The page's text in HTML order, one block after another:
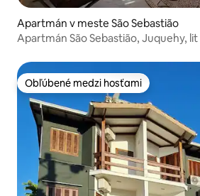
Apartmán v meste São Sebastião
Apartmán São Sebastião, Juquehy,
Obľúbené medzi hosťami
Obľúbené medzi hosťami